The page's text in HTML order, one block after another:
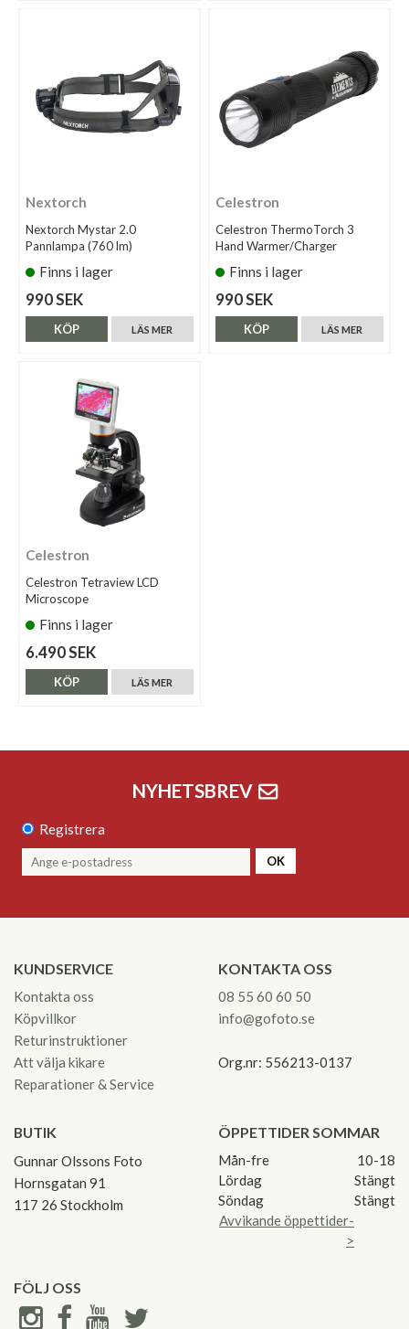
Nextorch
Nextorch Mystar 2.0
Pannlampa (760 lm)
Finns i lager
990 SEK
LÄS MER
KÖP
Celestron
Celestron ThermoTorch 3
Hand Warmer/Charger
Finns i lager
990 SEK
LÄS MER
KÖP
Celestron
Celestron Tetraview LCD
Microscope
Finns i lager
6.490 SEK
LÄS MER
KÖP
NYHETSBREV
Registrera
OK
KUNDSERVICE
Kontakta oss
Köpvillkor
Returinstruktioner
Att välja kikare
Reparationer & Service
KONTAKTA OSS
08 55 60 60 50
info@gofoto.se
Org.nr: 556213-0137
BUTIK
Gunnar Olssons Foto
Hornsgatan 91
117 26 Stockholm
ÖPPETTIDER SOMMAR
Mån-fre
10-18
Lördag
Stängt
Söndag
Stängt
Avvikande öppettider-
>
FÖLJ OSS